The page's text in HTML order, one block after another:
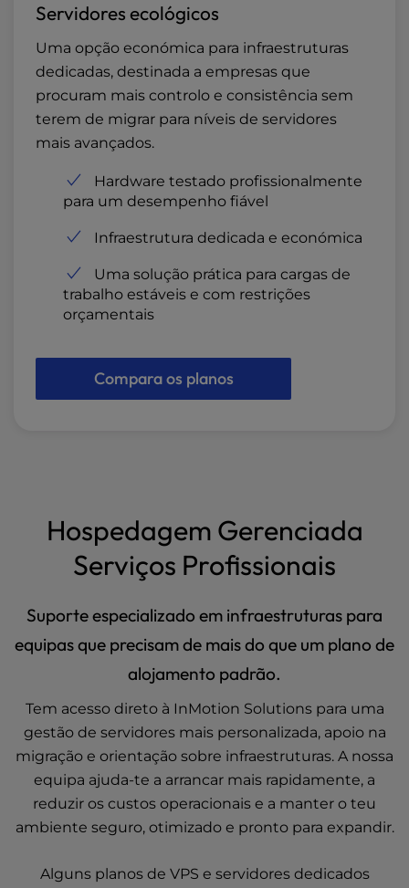
Servidores ecológicos
Uma opção económica para infraestruturas
dedicadas, destinada a empresas que
procuram mais controlo e consistência sem
terem de migrar para níveis de servidores
mais avançados.
Hardware testado profissionalmente
para um desempenho fiável
Infraestrutura dedicada e económica
Uma solução prática para cargas de
trabalho estáveis e com restrições
orçamentais
Compara os planos
Hospedagem Gerenciada
Serviços Profissionais
Suporte especializado em infraestruturas para
equipas que precisam de mais do que um plano de
alojamento padrão.
Tem acesso direto à InMotion Solutions para uma
gestão de servidores mais personalizada, apoio na
migração e orientação sobre infraestruturas. A nossa
equipa ajuda-te a arrancar mais rapidamente, a
reduzir os custos operacionais e a manter o teu
ambiente seguro, otimizado e pronto para expandir.
Alguns planos de VPS e servidores dedicados